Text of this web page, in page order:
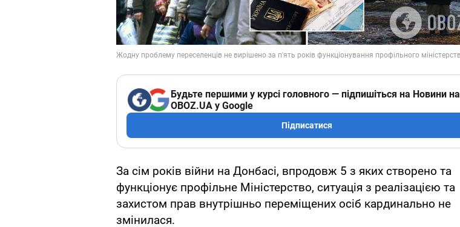
Будьте першими у курсі головного — підпишіться на Новини на
OBOZ.UA у Google
Підписатися
За сім років війни на Донбасі, впродовж 5 з яких створено та
функціонує профільне Міністерство, ситуація з реалізацією та
захистом прав внутрішньо переміщених осіб кардинально не
змінилася.